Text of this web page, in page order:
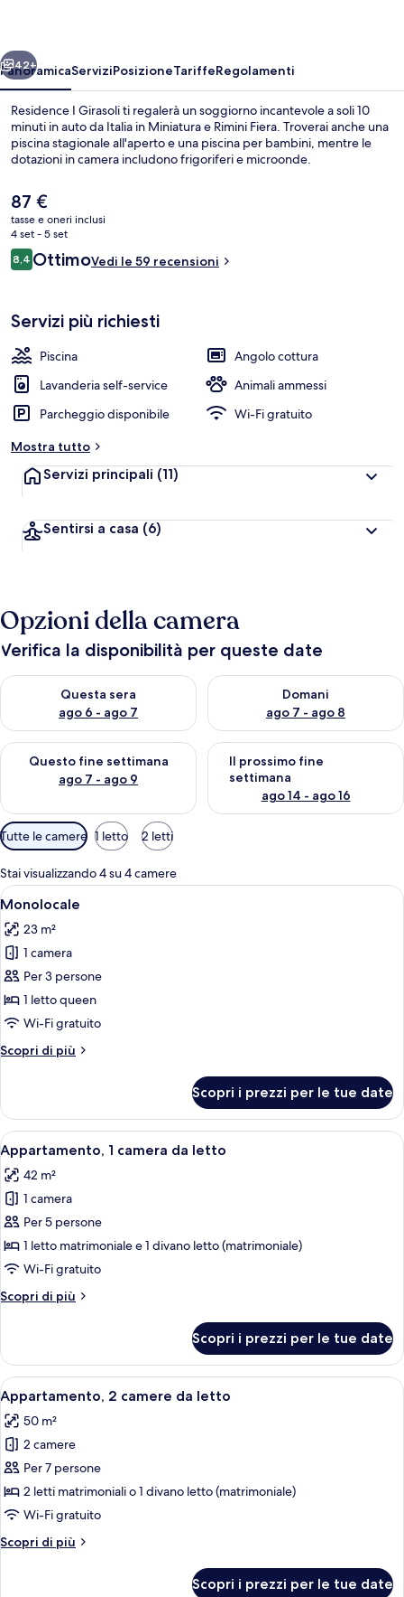
Balcone
Avanti
42+
PanoramicaServiziPosizioneTariffeRegolamenti
Residence I Girasoli ti regalerà un soggiorno incantevole a soli 10
minuti in auto da Italia in Miniatura e Rimini Fiera. Troverai anche una
piscina stagionale all'aperto e una piscina per bambini, mentre le
dotazioni in camera includono frigoriferi e microonde.
Il
prezzo
attuale
è
87 €
87 €
tasse e oneri inclusi
4 set - 5 set
Recensioni
8,48,4 su 10
OttimoVedi le 59 recensioni
Servizi più richiesti
Piscina
Angolo cottura
Lavanderia self-service
Animali ammessi
Parcheggio disponibile
Wi-Fi gratuito
Mostra tutto
Servizi principali (11)
Sentirsi a casa (6)
Opzioni della camera
Verifica la disponibilità per queste date
Questa sera
ago 6 - ago 7
Verifica la disponibilità per questa sera, ago 6 - ago 7
Domani
ago 7 - ago 8
Verifica la disponibilità per
Questo fine settimana
ago 7 - ago 9
Verifica la disponibilità per questo fine settimana, ago 7 - ago
Il prossimo fine
settimana
ago 14 - ago 16
Verifica la disponibilità per il
Filtri
disponibili
per
le
camere
Tutte le camere 1 letto 2 letti
Stai visualizzando 4 su 4 camere
Apri
tutte
le
foto
per
Monolocale
Una camera da letto con un letto,
10
Monolocale
23 m²
1 camera
Per 3 persone
1 letto queen
Wi-Fi gratuito
Scopri di più
Altri
Scopri i prezzi per le tue date
Apri
tutte
le
foto
per
Appartamento,
1
da
Una camera d'albergo con un letto,
10
Appartamento, 1 camera da letto
42 m²
1 camera
Per 5 persone
1 letto matrimoniale e 1 divano letto (matrimoniale)
Wi-Fi gratuito
Scopri di più
Altri
1
camera
da
letto
Scopri i prezzi per le tue date
Apri
tutte
le
foto
per
Appartamento,
2
da
Appartamento, 2 camere da letto |
13
Appartamento, 2 camere da letto
50 m²
2 camere
Per 7 persone
2 letti matrimoniali o 1 divano letto (matrimoniale)
Wi-Fi gratuito
Scopri di più
Altri
Scopri i prezzi per le tue date